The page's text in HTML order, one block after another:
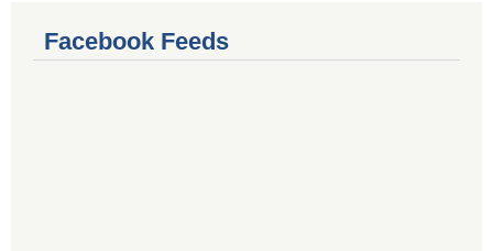
Facebook Feeds